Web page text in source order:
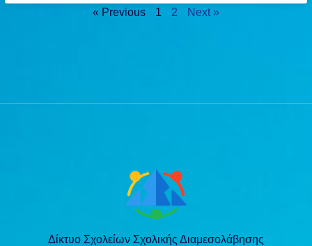
« Previous 1 2 Next »
Δίκτυο Σχολείων Σχολικής Διαμεσολάβησης